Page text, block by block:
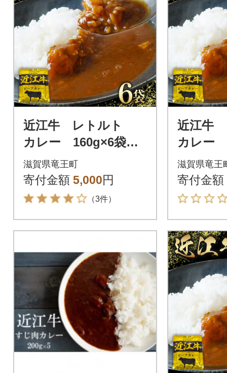
近江牛 レトルト
カレー 160g×6袋セ
ット K062
滋賀県竜王町
寄付金額 5,000円
（3件）
近江牛
カレー
ット
滋賀県竜王
寄付金額